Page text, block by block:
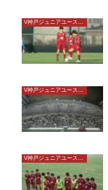
V神戸ジュニアユースU14
V神戸ジュニアユースU14